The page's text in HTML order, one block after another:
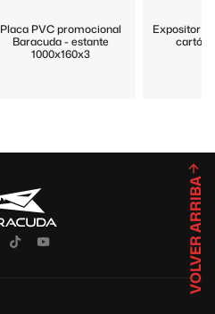
Placa PVC promocional
Baracuda - estante
1000x160x3
Expositor
cartón
VOLVER ARRIBA